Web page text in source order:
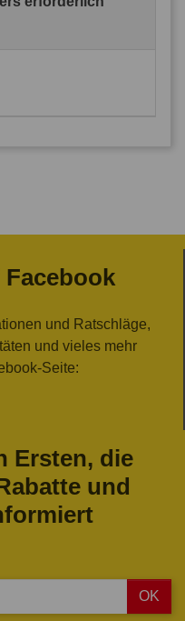
und Ratschläge,
und vieles mehr
Seite:
Ersten, die
und
OK